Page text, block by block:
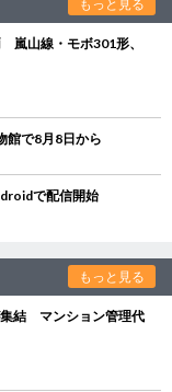
もっと見る
嵐山線・モボ301形、
館で8月8日から
で配信開始
もっと見る
集結 マンション管理代